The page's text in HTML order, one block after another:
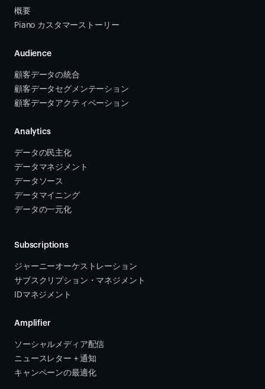
概要
Piano カスタマーストーリー
Audience
顧客データの統合
顧客データセグメンテーション
顧客データアクティベーション
Analytics
データの民主化
データマネジメント
データソース
データマイニング
データの一元化
Subscriptions
ジャーニーオーケストレーション
サブスクリプション・マネジメント
IDマネジメント
Amplifier
ソーシャルメディア配信
ニュースレター + 通知
キャンペーンの最適化